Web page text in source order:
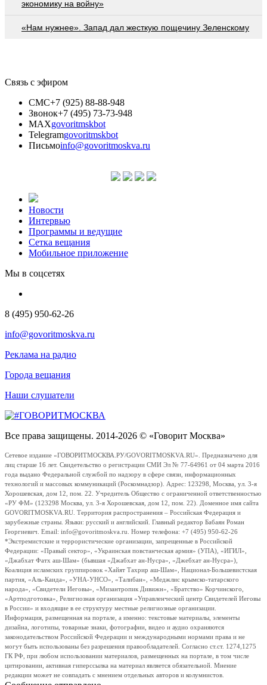
экономику на войну»
«Нам нужнее». Запад дал жесткую пощечину Зеленскому
Связь с эфиром
СМС+7 (925) 88-88-948
Звонок+7 (495) 73-73-948
MAXgovoritmskbot
Telegramgovoritmskbot
Письмоinfo@govoritmoskva.ru
Новости
Интервью
Программы и ведущие
Сетка вещания
Мобильное приложение
Мы в соцсетях
8 (495) 950-62-26
info@govoritmoskva.ru
Реклама на радио
Города вещания
Наши слушатели
Все права защищены. 2014-2026 © «Говорит Москва»
Сетевое издание «ГОВОРИТМОСКВА.РУ/GOVORITMOSKVA.RU». Предназначено для
лиц старше 16 лет. Свидетельство о регистрации СМИ Эл № 77-64961 от 04 марта 2016
года выдано Федеральной службой по надзору в сфере связи, информационных
технологий и массовых коммуникаций (Роскомнадзор). Адрес: 123298, Москва, ул. 3-я
Хорошевская, дом 12, пом. 22. Учредитель Общество с ограниченной ответственностью
«РУ ФМ» (123298 Москва, ул. 3-я Хорошевская, дом 12, пом. 22). Доменное имя сайта
GOVORITMOSKVA.RU. Территория распространения – Российская Федерация и
зарубежные страны. Языки: русский и английский. Главный редактор Бабаян Роман
Георгиевич. Email: info@govoritmoskva.ru. Номер телефона: +7 (495) 950-62-26
*Экстремистские и террористические организации, запрещенные в Российской
Федерации: «Правый сектор», «Украинская повстанческая армия» (УПА), «ИГИЛ»,
«Джабхат Фатх аш-Шам» (бывшая «Джабхат ан-Нусра», «Джебхат ан-Нусра»),
Коалиция исламских группировок «Хайят Тахрир аш-Шам», Национал-Большевистская
партия, «Аль-Каида», «УНА-УНСО», «Талибан», «Меджлис крымско-татарского
народа», «Свидетели Иеговы», «Мизантропик Дивижн», «Братство» Корчинского,
«Артподготовка», Религиозная организация «Управленческий центр Свидетелей Иеговы
в России» и входящие в ее структуру местные религиозные организации.
Информация, размещенная на портале, а именно: текстовые материалы, элементы
дизайна, логотипы, товарные знаки, фотографии, видео и аудио охраняются
законодательством Российской Федерации и международными нормами права и не
могут быть использованы без разрешения правообладателей. Согласно ст.ст. 1274,1275
ГК РФ, при любом использовании материалов, размещенных на портале, в том числе
цитировании, активная гиперссылка на материал является обязательной. Мнение
редакции может не совпадать с мнением отдельных авторов и колумнистов.